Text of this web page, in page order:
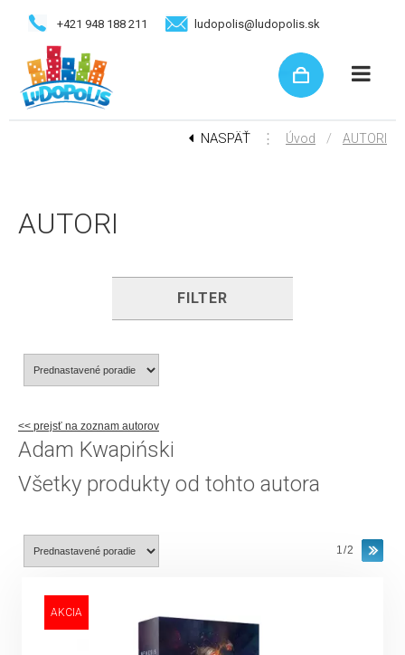
+421 948 188 211 ludopolis@ludopolis.sk
NASPÄŤ ⋮ Úvod / AUTORI
AUTORI
FILTER
<< prejsť na zoznam autorov
Adam Kwapiński
Všetky produkty od tohto autora
1/2
AKCIA